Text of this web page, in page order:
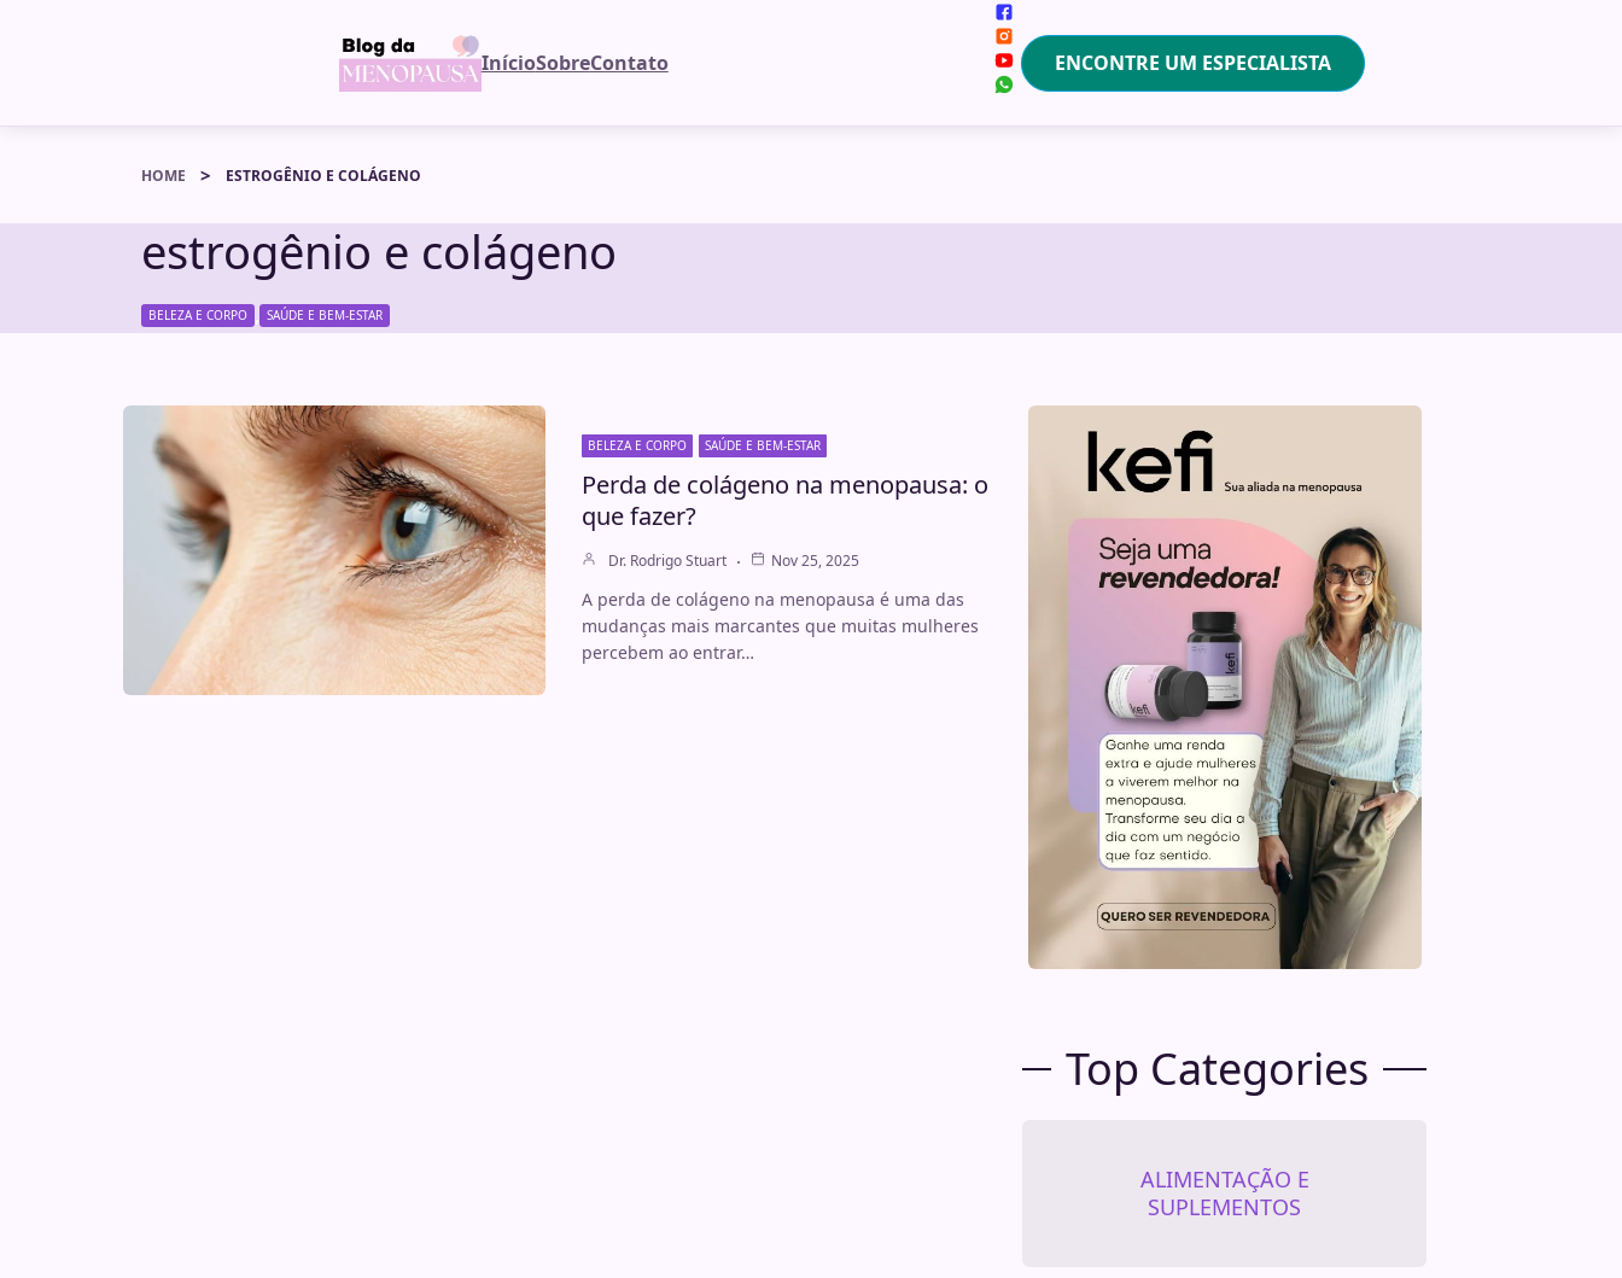
InícioSobreContato ENCONTRE UM ESPECIALISTA
HOME ESTROGÊNIO E COLÁGENO
estrogênio e colágeno
BELEZA E CORPO , SAÚDE E BEM-ESTAR
BELEZA E CORPO SAÚDE E BEM-ESTAR
Perda de colágeno na menopausa: o
que fazer?
Dr. Rodrigo Stuart Nov 25, 2025
A perda de colágeno na menopausa é uma das
mudanças mais marcantes que muitas mulheres
percebem ao entrar…
Top Categories
ALIMENTAÇÃO E
SUPLEMENTOS